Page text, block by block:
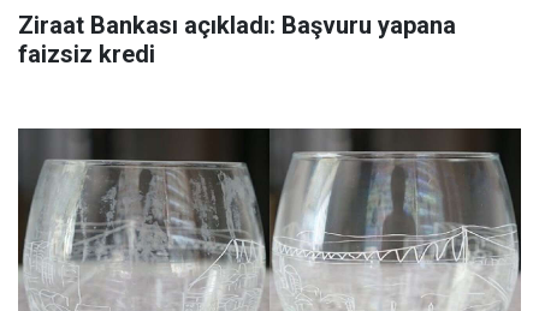
Ziraat Bankası açıkladı: Başvuru yapana
faizsiz kredi